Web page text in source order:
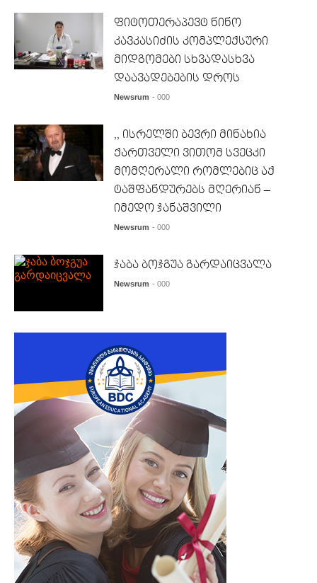
ფიტოთერაპევტ ნინო
კავკასიძის კომპლექსური
მიდგომები სხვადასხვა
დაავადებების დროს
Newsrum - 000
,, ისრელში ბევრი მინახია
ქართველი ვითომ სვეცკი
მომღერალი რომლებიც აქ
ტაშფანდურებს მღერიან –
იმედო ჯანაშვილი
Newsrum - 000
ჯაბა ბოჯგუა გარდაიცვალა
Newsrum - 000